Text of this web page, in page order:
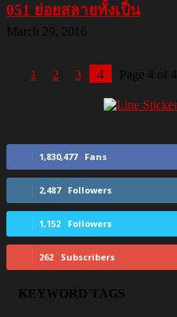
051 ย่อยสลายทั้งเป็น
March 29, 2016
1 2 3 4 Page 4 of 4
1,830,477 Fans
2,487 Followers
1,152 Followers
262 Subscribers
KEYWORD TAGS